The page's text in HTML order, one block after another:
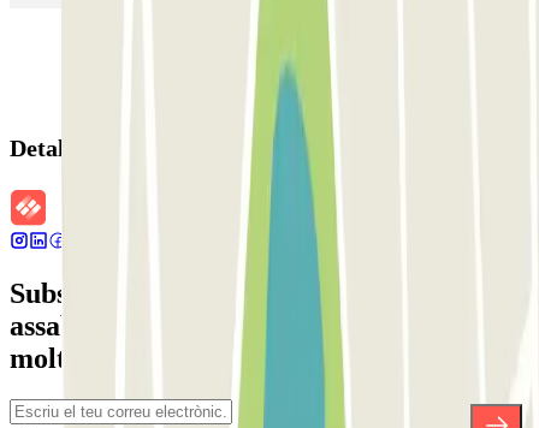
Detalls de la reserva
Subscriu-te a nostra newsletter i
assabenta't de descomptes, sortejos i
moltes altres sorpreses.